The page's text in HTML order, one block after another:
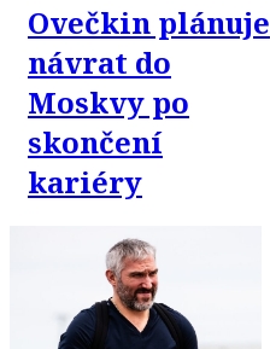
Ovečkin plánuje
návrat do
Moskvy po
skončení
kariéry